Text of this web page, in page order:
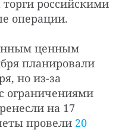
российскими
операции.
ценным
планировали
но из-за
ограничениями
на 17
провели 20